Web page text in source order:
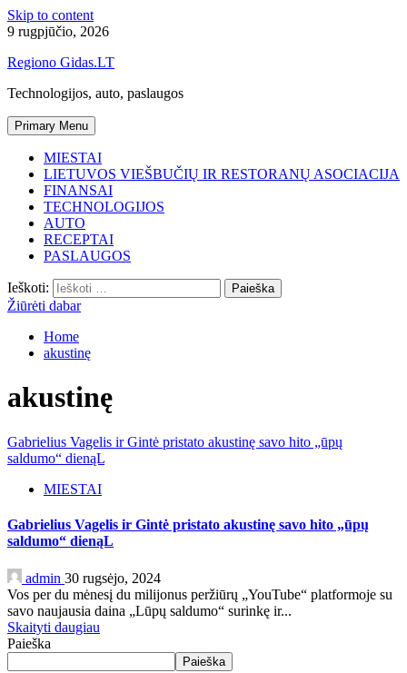
Skip to content
9 rugpjūčio, 2026
Regiono Gidas.LT
Technologijos, auto, paslaugos
Primary Menu
MIESTAI
LIETUVOS VIEŠBUČIŲ IR RESTORANŲ ASOCIACIJA
FINANSAI
TECHNOLOGIJOS
AUTO
RECEPTAI
PASLAUGOS
Ieškoti:
Žiūrėti dabar
Home
akustinę
akustinę
Gabrielius Vagelis ir Gintė pristato akustinę savo hito „ūpų
saldumo“ dienąL
MIESTAI
Gabrielius Vagelis ir Gintė pristato akustinę savo hito „ūpų
saldumo“ dienąL
admin 30 rugsėjo, 2024
Vos per du mėnesį du milijonus peržiūrų „YouTube“ platformoje su
savo naujausia daina „Lūpų saldumo“ surinkę ir...
Skaityti daugiau
Paieška
Paieška